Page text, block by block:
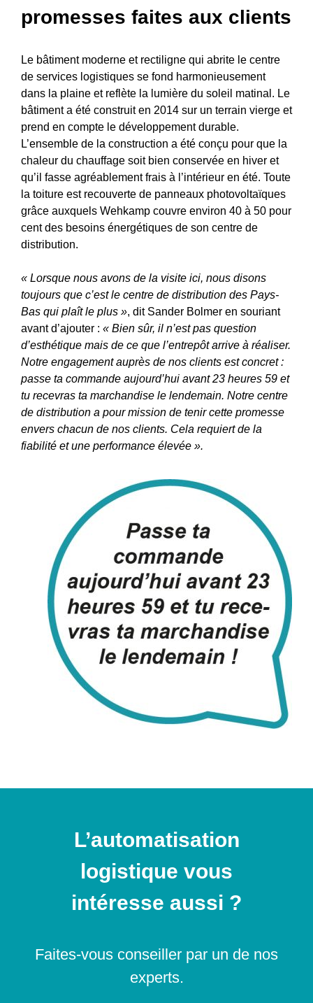
promesses faites aux clients
Le bâtiment moderne et rectiligne qui abrite le centre
de services logistiques se fond harmonieusement
dans la plaine et reflète la lumière du soleil matinal. Le
bâtiment a été construit en 2014 sur un terrain vierge et
prend en compte le développement durable.
L’ensemble de la construction a été conçu pour que la
chaleur du chauffage soit bien conservée en hiver et
qu’il fasse agréablement frais à l’intérieur en été. Toute
la toiture est recouverte de panneaux photovoltaïques
grâce auxquels Wehkamp couvre environ 40 à 50 pour
cent des besoins énergétiques de son centre de
distribution.
« Lorsque nous avons de la visite ici, nous disons
toujours que c’est le centre de distribution des Pays-
Bas qui plaît le plus », dit Sander Bolmer en souriant
avant d’ajouter : « Bien sûr, il n’est pas question
d’esthétique mais de ce que l’entrepôt arrive à réaliser.
Notre engagement auprès de nos clients est concret :
passe ta commande aujourd’hui avant 23 heures 59 et
tu recevras ta marchandise le lendemain. Notre centre
de distribution a pour mission de tenir cette promesse
envers chacun de nos clients. Cela requiert de la
fiabilité et une performance élevée ».
L’automatisation
logistique vous
intéresse aussi ?
Faites-vous conseiller par un de nos
experts.